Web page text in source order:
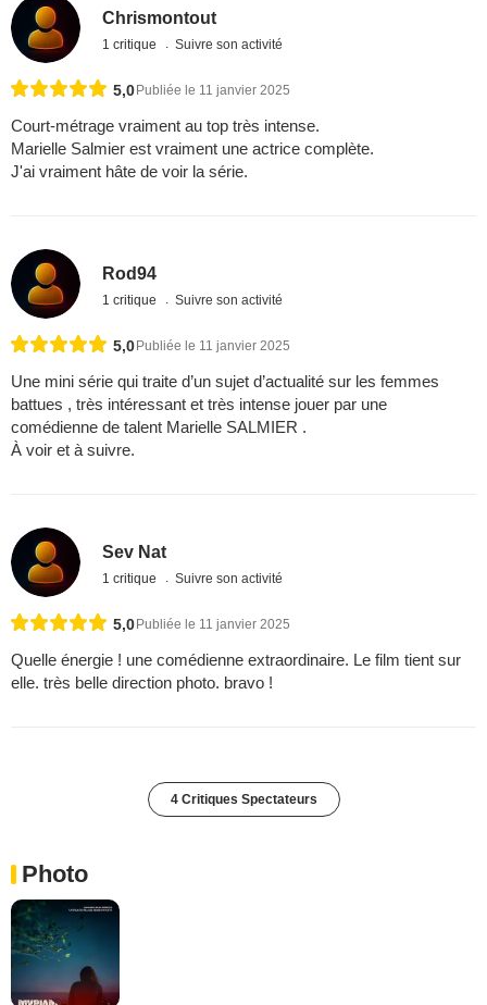
Chrismontout
1 critique Suivre son activité
5,0Publiée le 11 janvier 2025
Court-métrage vraiment au top très intense.
Marielle Salmier est vraiment une actrice complète.
J'ai vraiment hâte de voir la série.
Rod94
1 critique Suivre son activité
5,0Publiée le 11 janvier 2025
Une mini série qui traite d’un sujet d’actualité sur les femmes
battues , très intéressant et très intense jouer par une
comédienne de talent Marielle SALMIER .
À voir et à suivre.
Sev Nat
1 critique Suivre son activité
5,0 Publiée le 11 janvier 2025
Quelle énergie ! une comédienne extraordinaire. Le film tient sur
elle. très belle direction photo. bravo !
4 Critiques Spectateurs
Photo